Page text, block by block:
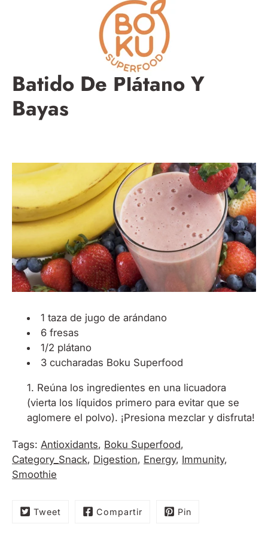
Batido De Plátano Y
Bayas
1 taza de jugo de arándano
6 fresas
1/2 plátano
3 cucharadas Boku Superfood
Reúna los ingredientes en una licuadora
(vierta los líquidos primero para evitar que se
aglomere el polvo). ¡Presiona mezclar y disfruta!
Tags: Antioxidants, Boku Superfood,
Category_Snack, Digestion, Energy, Immunity,
Smoothie
Tweet Compartir Pin